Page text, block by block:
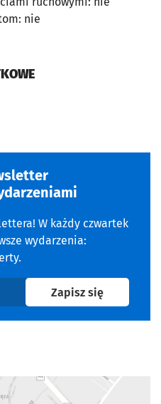
nie
karcie
W każdy czwartek
wydarzenia:
Zapisz sięna